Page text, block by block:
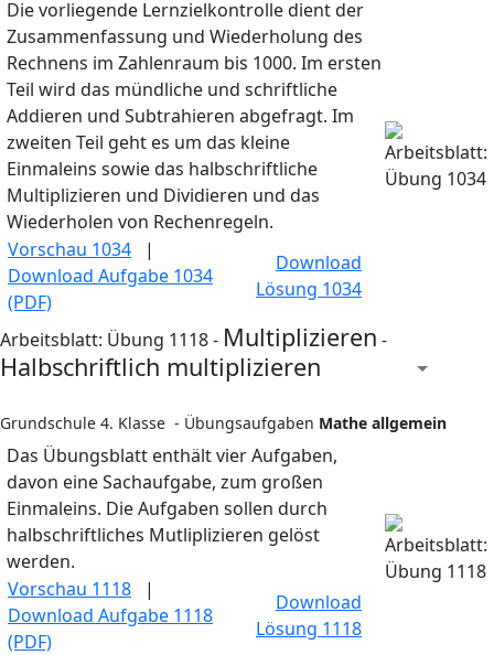
Die vorliegende Lernzielkontrolle dient der
Zusammenfassung und Wiederholung des
Rechnens im Zahlenraum bis 1000. Im ersten
Teil wird das mündliche und schriftliche
Addieren und Subtrahieren abgefragt. Im
zweiten Teil geht es um das kleine
Einmaleins sowie das halbschriftliche
Multiplizieren und Dividieren und das
Wiederholen von Rechenregeln.
Vorschau 1034 |
Download Aufgabe 1034
(PDF)
Download
Lösung 1034
Arbeitsblatt: Übung 1118 - Multiplizieren -
Halbschriftlich multiplizieren
Grundschule 4. Klasse - Übungsaufgaben Mathe allgemein
Das Übungsblatt enthält vier Aufgaben,
davon eine Sachaufgabe, zum großen
Einmaleins. Die Aufgaben sollen durch
halbschriftliches Mutliplizieren gelöst
werden.
Vorschau 1118 |
Download Aufgabe 1118
(PDF)
Download
Lösung 1118